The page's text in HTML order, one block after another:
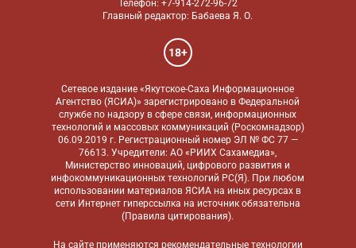
Телефон: +7-914-272-96-72
Главный редактор: Бабаева Я. О.
18+
Сетевое издание «Якутское-Саха Информационное
Агентство (ЯСИА)» зарегистрировано в Федеральной
службе по надзору в сфере связи, информационных
технологий и массовых коммуникаций (Роскомнадзор)
06.09.2019 г. Регистрационный номер ЭЛ № ФС 77 —
76613. Учредители: АО «РИИХ Сахамедиа»,
Министерство инноваций, цифрового развития и
инфокоммуникационных технологий РС(Я). При любом
использовании материалов ЯСИА на иных ресурсах в
сети Интернет гиперссылка на источник обязательна
(Правила цитирования).
На сайте применяются рекомендательные технологии